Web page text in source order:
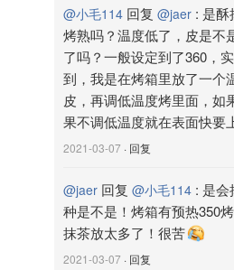
紫薯馅做法
紫薯馅相比于其他馅很好做。1️⃣
cream和糖搅拌好，用搅拌机或者
加热融化黄油，加入混合好的紫
黄油炒进紫薯泥里。3️⃣炒好后的
意，因为紫薯的干湿程度都不一
我用的配比作为参考：紫薯300g
糖20g，黄油20g。
@小毛114 回复 @jaer : 是酥
烤熟吗？温度低了，皮是不
了吗？一般设定到了360，
到，我是在烤箱里放了一个
皮，再调低温度烤里面，如
果不调低温度就在表面快要
2021-03-07 · 回复
@jaer 回复 @小毛114 : 是会
种是不是！烤箱有预热350
抹茶放太多了！很苦
2021-03-07 · 回复